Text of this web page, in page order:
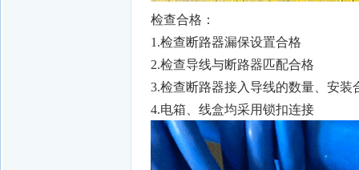
检查合格：
1.检查断路器漏保设置合格
2.检查导线与断路器匹配合格
3.检查断路器接入导线的数量、安装
4.电箱、线盒均采用锁扣连接